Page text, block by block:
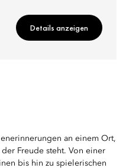
Details anzeigen
an einem Ort,
Freude steht. Von einer
bis hin zu spielerischen